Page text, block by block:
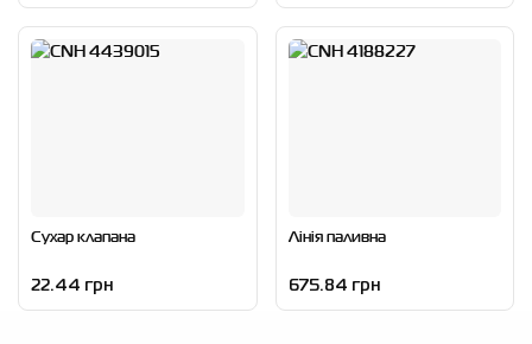
Сухар клапана
22.44 грн
Лінія паливна
675.84 грн